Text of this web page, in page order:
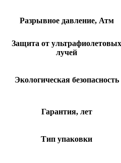
Разрывное давление, Атм
Защита от ультрафиолетовых
лучей
Экологическая безопасность
Гарантия, лет
Тип упаковки